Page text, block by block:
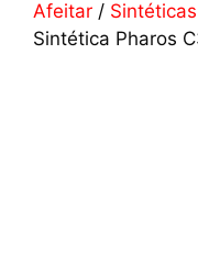
Afeitar / Sintéticas
Sintética Pharos